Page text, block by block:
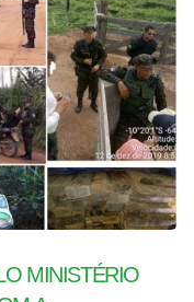
MINISTÉRIO